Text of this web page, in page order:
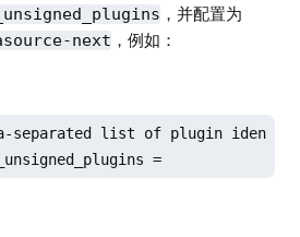
/probe
__param_target
instance
__address__
'dolphindb_exporter_45' #
，并配置为
next ，例如：
separated list of plugin
=